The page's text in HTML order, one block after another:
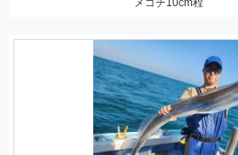
メゴチ10cm程